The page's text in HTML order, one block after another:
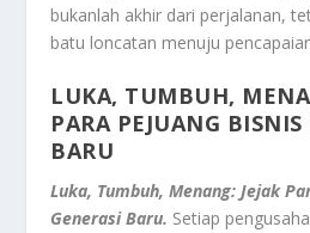
bukanlah akhir dari perjalanan,
batu loncatan menuju
LUKA, TUMBUH,
PARA PEJUANG BISNIS
BARU
Luka, Tumbuh, Menang: Jejak
Generasi Baru. Setiap